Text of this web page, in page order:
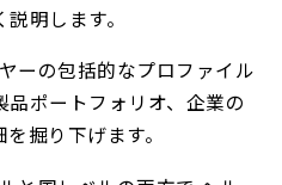
明します。
ーの包括的なプロファイル
ポートフォリオ、企業の
掘り下げます。